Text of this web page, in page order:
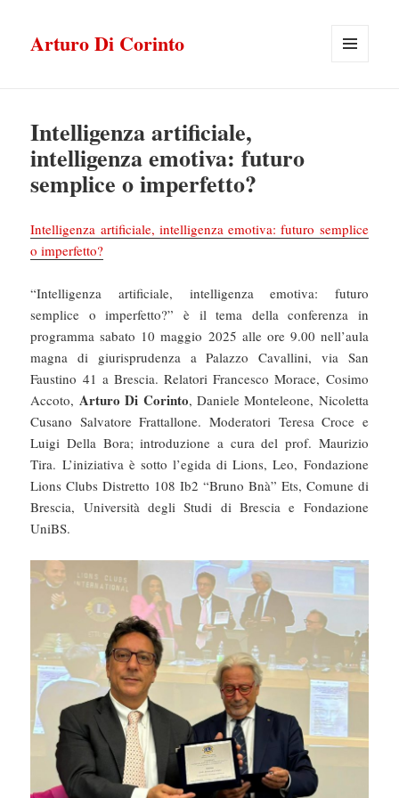
Arturo Di Corinto
Intelligenza artificiale,
intelligenza emotiva: futuro
semplice o imperfetto?
Intelligenza artificiale, intelligenza emotiva: futuro semplice
o imperfetto?
“Intelligenza artificiale, intelligenza emotiva: futuro
semplice o imperfetto?” è il tema della conferenza in
programma sabato 10 maggio 2025 alle ore 9.00 nell’aula
magna di giurisprudenza a Palazzo Cavallini, via San
Faustino 41 a Brescia. Relatori Francesco Morace, Cosimo
Accoto, Arturo Di Corinto, Daniele Monteleone, Nicoletta
Cusano Salvatore Frattallone. Moderatori Teresa Croce e
Luigi Della Bora; introduzione a cura del prof. Maurizio
Tira. L’iniziativa è sotto l’egida di Lions, Leo, Fondazione
Lions Clubs Distretto 108 Ib2 “Bruno Bnà” Ets, Comune di
Brescia, Università degli Studi di Brescia e Fondazione
UniBS.